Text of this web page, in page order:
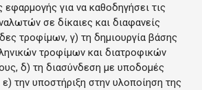
εφαρμογής για να καθοδηγήσει τις
σε δίκαιες και διαφανείς
τροφίμων, γ) τη δημιουργία βάσης
τροφίμων και διατροφικών
δ) τη διασύνδεση με υποδομές
ε) την υποστήριξη στην υλοποίηση της